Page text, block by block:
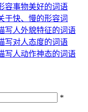
容事物美好的词语
于快、慢的形容词
写人外貌特征的词语
写对人态度的词语
写人动作神态的词语
*